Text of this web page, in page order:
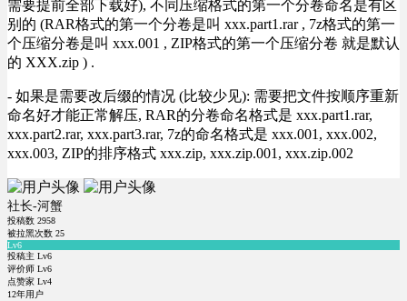
需要提前全部下载好), 不同压缩格式的第一个分卷命名是有区
别的 (RAR格式的第一个分卷是叫 xxx.part1.rar , 7z格式的第一
个压缩分卷是叫 xxx.001 , ZIP格式的第一个压缩分卷 就是默认
的 XXX.zip ) .
- 如果是需要改后缀的情况 (比较少见): 需要把文件按顺序重新
命名好才能正常解压, RAR的分卷命名格式是 xxx.part1.rar,
xxx.part2.rar, xxx.part3.rar, 7z的命名格式是 xxx.001, xxx.002,
xxx.003, ZIP的排序格式 xxx.zip, xxx.zip.001, xxx.zip.002
社长-河蟹
投稿数 2958
被拉黑次数 25
Lv6
投稿主 Lv6
评价师 Lv6
点赞家 Lv4
12年用户